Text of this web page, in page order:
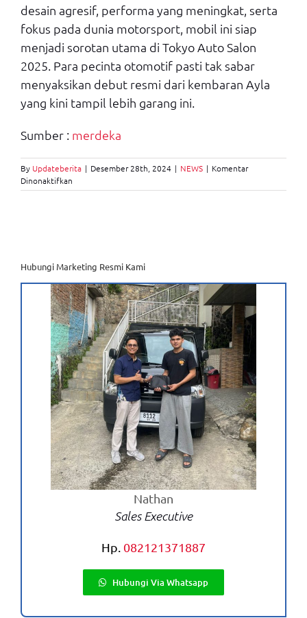
desain agresif, performa yang meningkat, serta
fokus pada dunia motorsport, mobil ini siap
menjadi sorotan utama di Tokyo Auto Salon
2025. Para pecinta otomotif pasti tak sabar
menyaksikan debut resmi dari kembaran Ayla
yang kini tampil lebih garang ini.
Sumber : merdeka
By Updateberita | Desember 28th, 2024 | NEWS | Komentar
Dinonaktifkan
Daihatsu
di
Siap
Tampil
Lebih
Garang
Hubungi Marketing Resmi Kami
Nathan
Sales Executive
Hp. 082121371887
Hubungi Via Whatsapp